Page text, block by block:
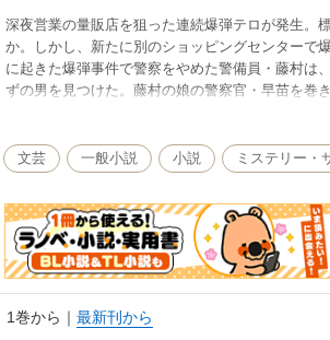
深夜営業の量販店を狙った連続爆弾テロが発生。
か。しかし、新たに別のショッピングセンター
に起きた爆弾事件で警察をやめた警備員・藤村は
ずの男を見つけた。藤村の娘の警察官・早苗を巻
で哄笑する……。元刑事と爆弾魔の息詰まる攻防
文芸 一般小説 小説 ミステリー・
1巻から ｜ 最新刊から